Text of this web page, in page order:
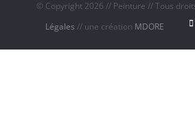
© Copyright 2026 // Peinture // Tous
Légales // une création MDORE